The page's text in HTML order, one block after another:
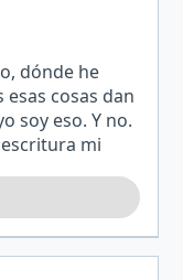
dónde he
cosas dan
soy eso. Y no.
mi